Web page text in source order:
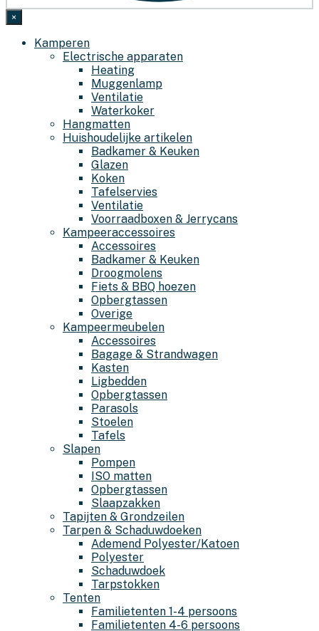
×
Kamperen
Electrische apparaten
Heating
Muggenlamp
Ventilatie
Waterkoker
Hangmatten
Huishoudelijke artikelen
Badkamer & Keuken
Glazen
Koken
Tafelservies
Ventilatie
Voorraadboxen & Jerrycans
Kampeeraccessoires
Accessoires
Badkamer & Keuken
Droogmolens
Fiets & BBQ hoezen
Opbergtassen
Overige
Kampeermeubelen
Accessoires
Bagage & Strandwagen
Kasten
Ligbedden
Opbergtassen
Parasols
Stoelen
Tafels
Slapen
Pompen
ISO matten
Opbergtassen
Slaapzakken
Tapijten & Grondzeilen
Tarpen & Schaduwdoeken
Ademend Polyester/Katoen
Polyester
Schaduwdoek
Tarpstokken
Tenten
Familietenten 1-4 persoons
Familietenten 4-6 persoons